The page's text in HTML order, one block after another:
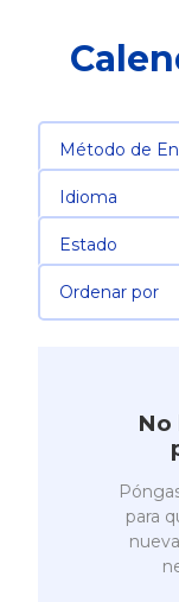
Método de
Idioma
Estado
Ordenar por
No
para